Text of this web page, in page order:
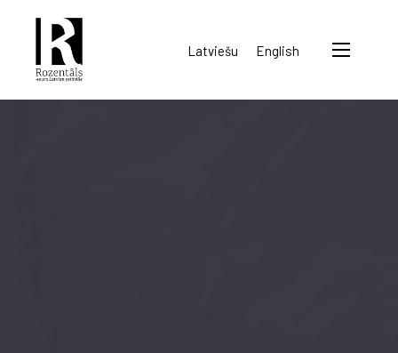
Rozentāls-
seura
Latviešu English